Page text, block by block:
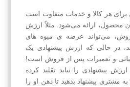
برای هر کالا و خدمات متفاوت است
آن محصول، ارائه می‌شود. مثلاً ارزش
می‌تواند عرضه ی میوه های
در حالی که ارزش پیشنهادی یک
و تعمیرات پس از فروش است!
پیشنهادی را نباید تقلید کرده
مشتری پیشنهاد بدهید تا ذهن او را